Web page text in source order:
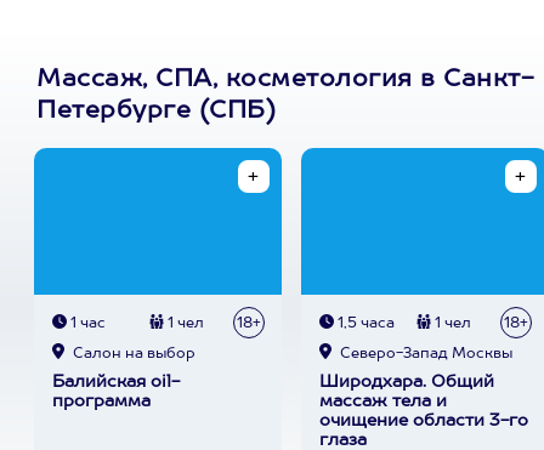
Массаж, СПА, косметология в Санкт-
Петербурге (СПБ)
1 час 1 чел 18+
Cалон на выбор
Балийская oil-
программа
1,5 часа 1 чел 18+
Северо-Запад Москвы
Широдхара. Общий
массаж тела и
очищение области 3-го
глаза